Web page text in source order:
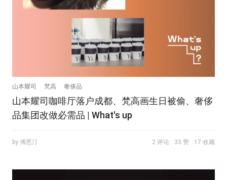
山本耀司 梵高 奢侈品
山本耀司咖啡厅落户成都、梵高画生日被偷、奢侈
品集团改做必需品 | What's up
by 傅悉汀 2 评论 33 赞 17 收藏